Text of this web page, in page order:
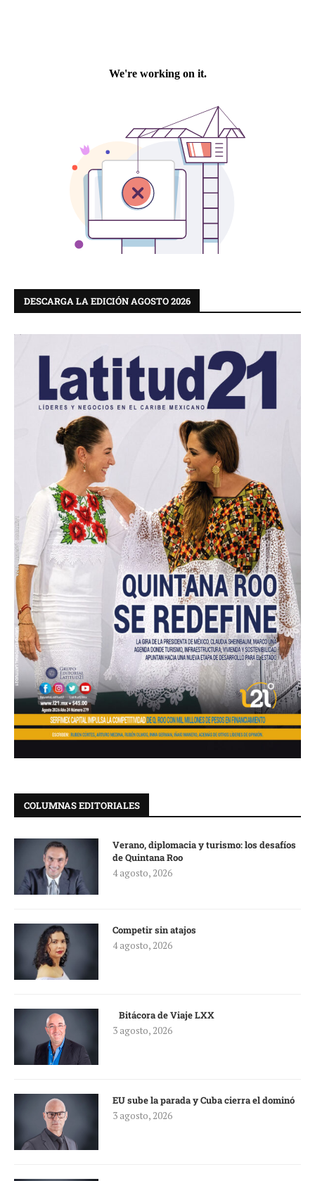
DESCARGA LA EDICIÓN AGOSTO 2026
COLUMNAS EDITORIALES
Verano, diplomacia y turismo: los desafíos
de Quintana Roo
4 agosto, 2026
Competir sin atajos
4 agosto, 2026
Bitácora de Viaje LXX
3 agosto, 2026
EU sube la parada y Cuba cierra el dominó
3 agosto, 2026